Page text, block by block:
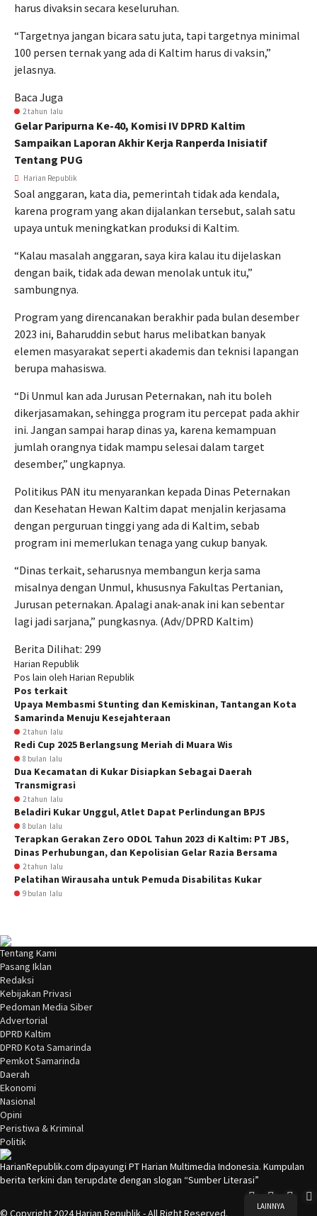
harus divaksin secara keseluruhan.
“Targetnya jangan bicara satu juta, tapi targetnya minimal
100 persen ternak yang ada di Kaltim harus di vaksin,”
jelasnya.
Baca Juga
2 tahun lalu
Gelar Paripurna Ke-40, Komisi IV DPRD Kaltim
Sampaikan Laporan Akhir Kerja Ranperda Inisiatif
Tentang PUG
Harian Republik
Soal anggaran, kata dia, pemerintah tidak ada kendala,
karena program yang akan dijalankan tersebut, salah satu
upaya untuk meningkatkan produksi di Kaltim.
“Kalau masalah anggaran, saya kira kalau itu dijelaskan
dengan baik, tidak ada dewan menolak untuk itu,”
sambungnya.
Program yang direncanakan berakhir pada bulan desember
2023 ini, Baharuddin sebut harus melibatkan banyak
elemen masyarakat seperti akademis dan teknisi lapangan
berupa mahasiswa.
“Di Unmul kan ada Jurusan Peternakan, nah itu boleh
dikerjasamakan, sehingga program itu percepat pada akhir
ini. Jangan sampai harap dinas ya, karena kemampuan
jumlah orangnya tidak mampu selesai dalam target
desember,” ungkapnya.
Politikus PAN itu menyarankan kepada Dinas Peternakan
dan Kesehatan Hewan Kaltim dapat menjalin kerjasama
dengan perguruan tinggi yang ada di Kaltim, sebab
program ini memerlukan tenaga yang cukup banyak.
“Dinas terkait, seharusnya membangun kerja sama
misalnya dengan Unmul, khususnya Fakultas Pertanian,
Jurusan peternakan. Apalagi anak-anak ini kan sebentar
lagi jadi sarjana,” pungkasnya. (Adv/DPRD Kaltim)
Berita Dilihat: 299
Harian Republik
Pos lain oleh Harian Republik
Pos terkait
Upaya Membasmi Stunting dan Kemiskinan, Tantangan Kota
Samarinda Menuju Kesejahteraan
2 tahun lalu
Redi Cup 2025 Berlangsung Meriah di Muara Wis
8 bulan lalu
Dua Kecamatan di Kukar Disiapkan Sebagai Daerah
Transmigrasi
2 tahun lalu
Beladiri Kukar Unggul, Atlet Dapat Perlindungan BPJS
8 bulan lalu
Terapkan Gerakan Zero ODOL Tahun 2023 di Kaltim: PT JBS,
Dinas Perhubungan, dan Kepolisian Gelar Razia Bersama
2 tahun lalu
Pelatihan Wirausaha untuk Pemuda Disabilitas Kukar
9 bulan lalu
LAINNYA
Tentang Kami
Pasang Iklan
Redaksi
Kebijakan Privasi
Pedoman Media Siber
Advertorial
DPRD Kaltim
DPRD Kota Samarinda
Pemkot Samarinda
Daerah
Ekonomi
Nasional
Opini
Peristiwa & Kriminal
Politik
HarianRepublik.com dipayungi PT Harian Multimedia Indonesia. Kumpulan
berita terkini dan terupdate dengan slogan “Sumber Literasi”
© Copyright 2024 Harian Republik - All Right Reserved.